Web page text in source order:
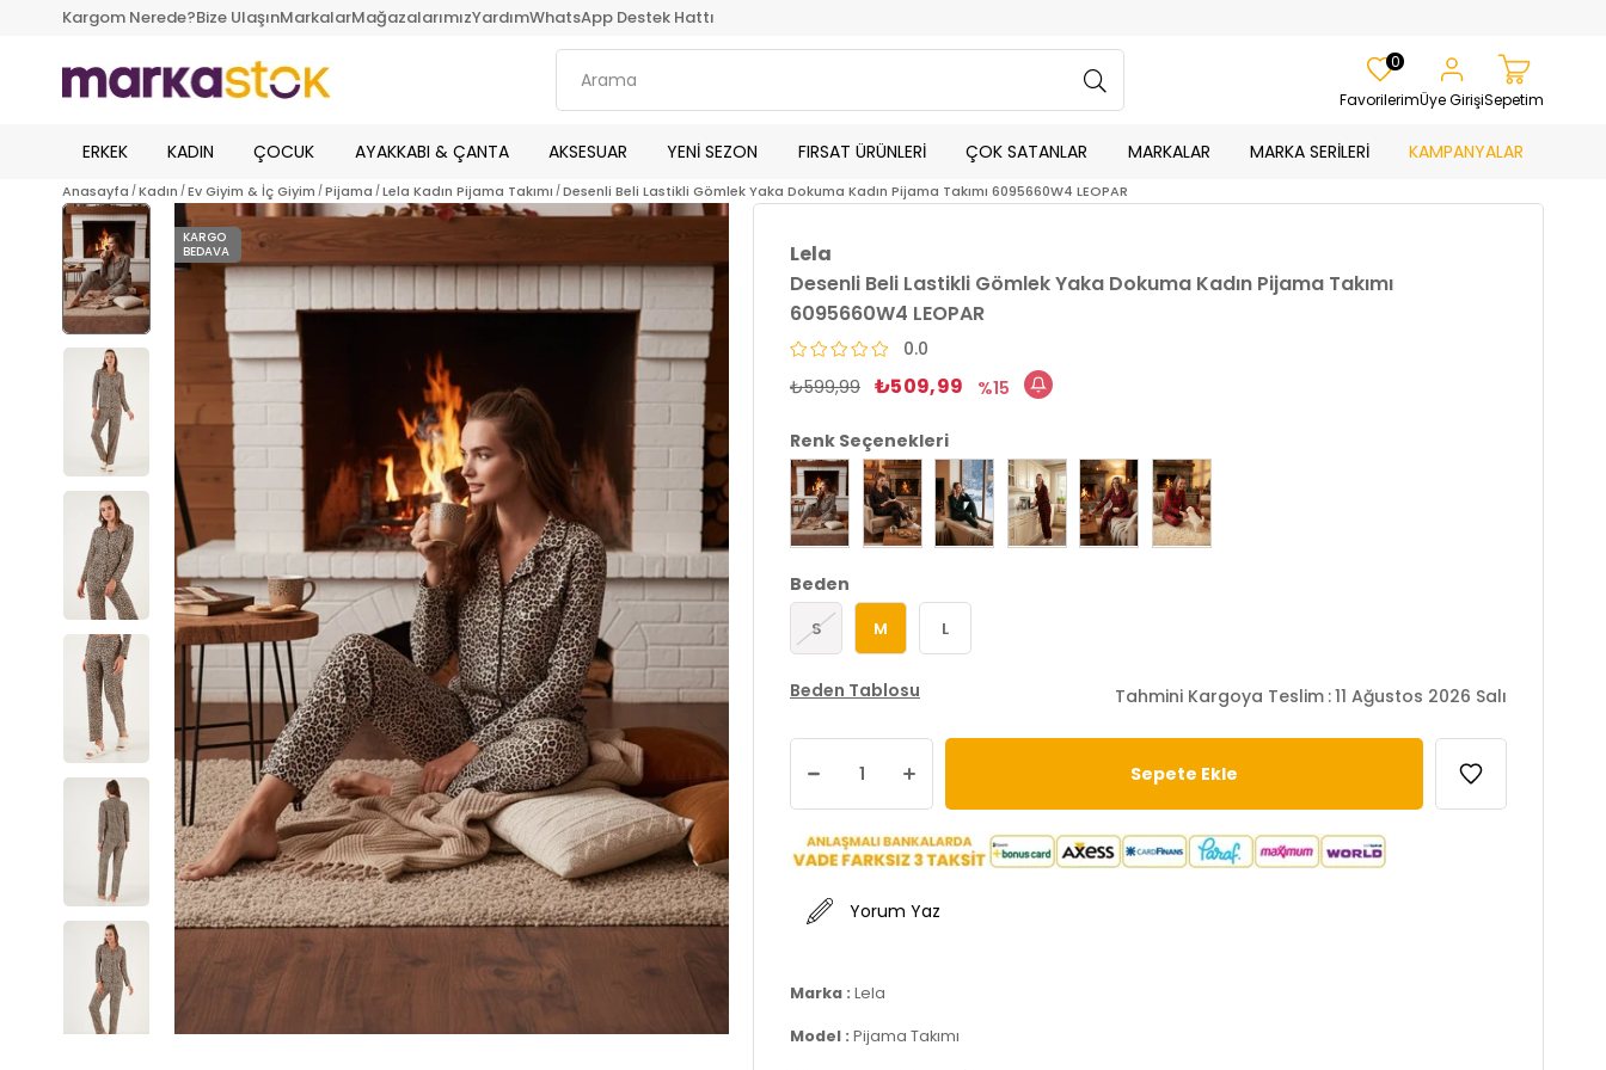
Kargom Nerede?Bize UlaşınMarkalarMağazalarımızYardımWhatsApp Destek Hattı
Favorilerim
0
Üye GirişiSepetim
ERKEK KADIN ÇOCUK AYAKKABI & ÇANTA AKSESUAR YENİ SEZON FIRSAT ÜRÜNLERİ ÇOK SATANLAR MARKALAR MARKA SERİLERİ KAMPANYALAR
Anasayfa Kadın Ev Giyim & İç Giyim Pijama Lela Kadın Pijama Takımı Desenli Beli Lastikli Gömlek Yaka Dokuma Kadın Pijama Takımı 6095660W4 LEOPAR
KARGO
BEDAVA
Lela
Desenli Beli Lastikli Gömlek Yaka Dokuma Kadın Pijama Takımı
6095660W4 LEOPAR
0.0
₺599,99 ₺509,99 15
Renk Seçenekleri
Beden
S M L
Beden Tablosu Tahmini Kargoya Teslim :11 Ağustos 2026 Salı
Yorum Yaz
Marka : Lela
Model : Pijama Takımı